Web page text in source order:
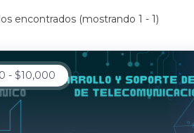
encontrados (mostrando 1 - 1)
- $10,000